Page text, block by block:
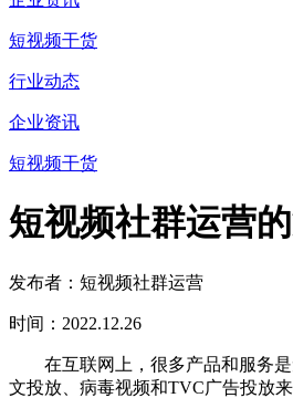
短视频干货
行业动态
企业资讯
短视频干货
短视频社群运营
发布者：短视频社群运营
时间：2022.12.26
在互联网上，很多产品和服务是
文投放、病毒视频和TVC广告投放